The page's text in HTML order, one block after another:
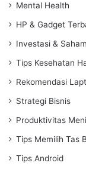
Mental Health
HP & Gadget
Investasi & Saham
Tips Kesehatan
Rekomendasi
Strategi Bisnis
Produktivitas
Tips Memilih Tas
Tips Android